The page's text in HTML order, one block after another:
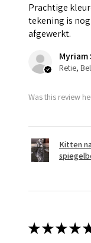
Prachtige
tekening is
afgewerkt.
Myriam
Retie,
Was this review
Kitten
★★★★